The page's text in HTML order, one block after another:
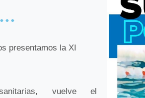
presentamos la XI
vuelve el